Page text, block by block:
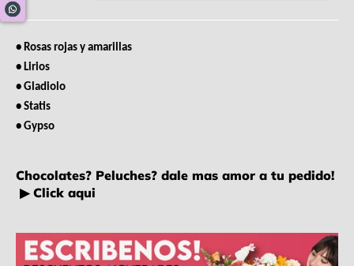
• Rosas rojas y amarillas
• Lirios
• Gladiolo
• Statis
• Gypso
Chocolates? Peluches? dale mas amor a tu pedido!
▶ Click aqui